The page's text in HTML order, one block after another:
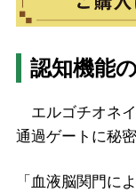
認知機能
エルゴチオネ
通過ゲートに秘
「血液脳関門に